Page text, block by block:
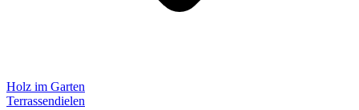
Holz im Garten
Terrassendielen